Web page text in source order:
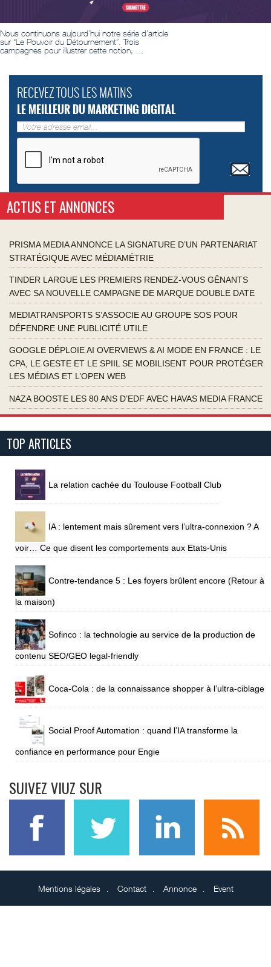
Nous continuons aujourd’hui notre série d’article
sur “Le Pouvoir du Détournement”. Trois
campagnes pour illustrer cette notion, …
RECEVEZ TOUS LES MATINS
LE MEILLEUR DU MARKETING DIGITAL
ACTUS ET ANNONCES
PRISMA MEDIA ANNONCE LA SIGNATURE D’UN PARTENARIAT
STRATÉGIQUE AVEC MÉDIAMÉTRIE
TINDER LARGUE LES PREMIERS RENDEZ-VOUS GÊNANTS
AVEC SA NOUVELLE CAMPAGNE DE MARQUE DOUBLE DATE
MEDIATRANSPORTS S’ASSOCIE AU GROUPE SOS POUR
DÉFENDRE UNE PUBLICITÉ UTILE
GOOGLE DÉPLOIE AI OVERVIEWS & AI MODE EN FRANCE : LE
CPA, LE GESTE ET LE SPIIL SE MOBILISENT POUR PROTÉGER
LES MÉDIAS ET L’OPEN WEB
NAZA BOOSTE LES 80 ANS D’EDF AVEC HAVAS MEDIA FRANCE
TOP ARTICLES
La relation cachée du Toulouse Football Club
IA : lentement mais sûrement vers l’ultra-connexion ? A
voir… Ce que disent les comportements aux Etats-Unis
Contre-tendance 5 : Les foyers brûlent encore (Retour à
la maison)
Sofinco : la technologie au service de la production de
contenu SEO/GEO legal-friendly
Coca-Cola : de la connaissance shopper à l’ultra-ciblage
Social Proof Automation : quand l’IA transforme la
confiance en performance pour Engie
SUIVEZ VIUZ SUR
Mentions légales Contact Annonce Event